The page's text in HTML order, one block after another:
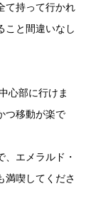
て持って行かれ
こと間違いなし
心部に行けま
つ移動が楽で
エメラルド・
満喫してくださ